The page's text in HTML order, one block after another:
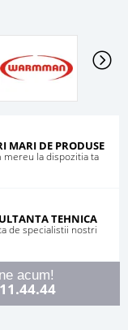
MARI DE PRODUSE
mereu la dispozitia ta
TEHNICA
de specialistii nostri
acum!